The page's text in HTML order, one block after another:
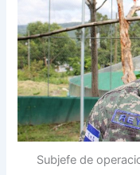
Subjefe de